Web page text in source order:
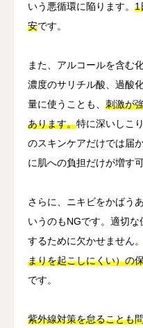
いう悪循環に陥ります。 1
安です。
また、アルコールを含む
濃度のサリチル酸、過酸
量に使うことも、 刺激が
あります。特に深いしこ
のスキンケアだけでは届
に肌への負担だけが増す
さらに、ニキビをかばう
いうのもNGです。適切
するために欠かせません。
まりを起こしにくい）の
です。
紫外線対策を怠ることも